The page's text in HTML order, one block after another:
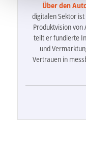
Wir verwenden
personalisieren,
zu können und die
analysieren.
Verwendung
soziale Medien,
weiteren Daten
gesammelt haben.
Über den
digitalen Sektor
Produktvision von
teilt er fundierte
und
Vertrauen in